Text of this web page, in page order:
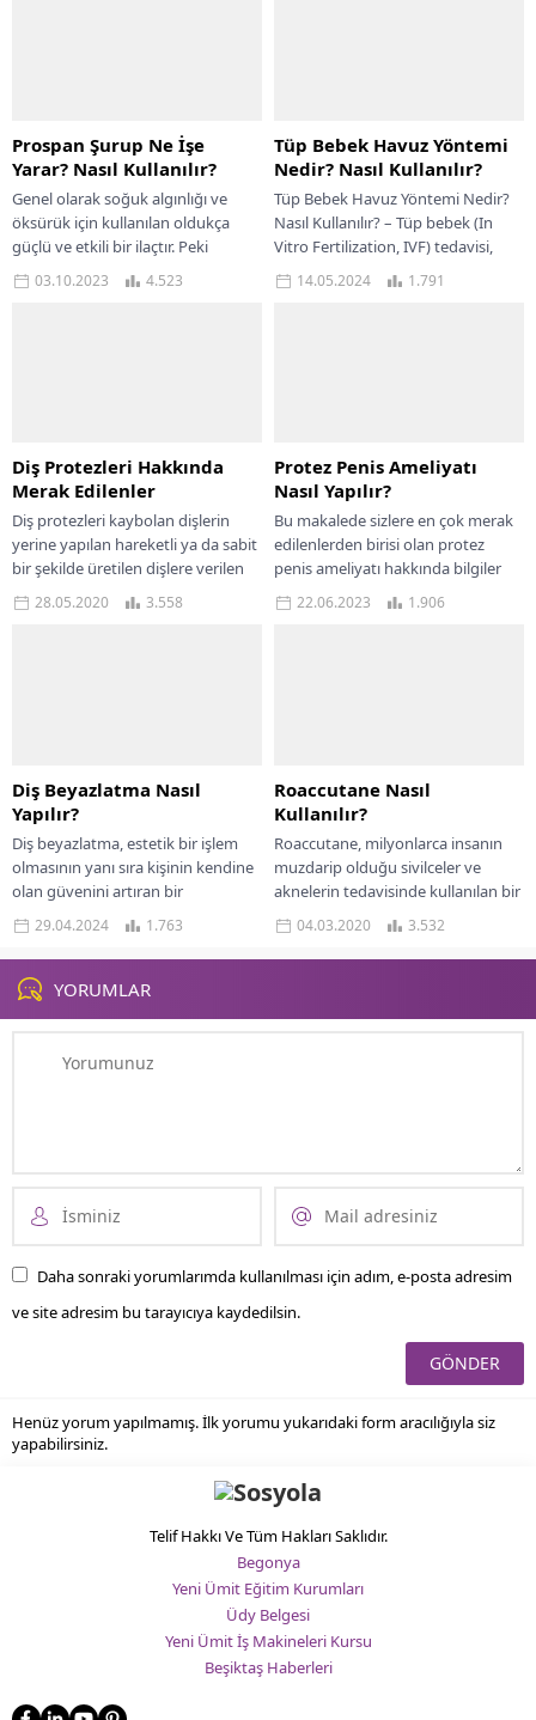
Prospan Şurup Ne İşe
Yarar? Nasıl Kullanılır?
Genel olarak soğuk algınlığı ve
öksürük için kullanılan oldukça
güçlü ve etkili bir ilaçtır. Peki
Prospan şurup nedir, Prospan
şurup...
03.10.2023 4.523
Tüp Bebek Havuz Yöntemi
Nedir? Nasıl Kullanılır?
Tüp Bebek Havuz Yöntemi Nedir?
Nasıl Kullanılır? – Tüp bebek (In
Vitro Fertilization, IVF) tedavisi,
çocuk sahibi olmak isteyen çiftler...
14.05.2024 1.791
Diş Protezleri Hakkında
Merak Edilenler
Diş protezleri kaybolan dişlerin
yerine yapılan hareketli ya da sabit
bir şekilde üretilen dişlere verilen
isimdir. Halk arasında protez dişler...
28.05.2020 3.558
Protez Penis Ameliyatı
Nasıl Yapılır?
Bu makalede sizlere en çok merak
edilenlerden birisi olan protez
penis ameliyatı hakkında bilgiler
paylaşılacaktır. Bilindiği
üzere protez penis ameliyatı hangi
22.06.2023 1.906
Diş Beyazlatma Nasıl
Yapılır?
Diş beyazlatma, estetik bir işlem
olmasının yanı sıra kişinin kendine
olan güvenini artıran bir
uygulamadır. Dişlerdeki sararma,
leke ve renk...
29.04.2024 1.763
Roaccutane Nasıl
Kullanılır?
Roaccutane, milyonlarca insanın
muzdarip olduğu sivilceler ve
aknelerin tedavisinde kullanılan bir
ilaçtır. Birçok kişinin merak ettiği
Roaccutane nedir, nasıl kullanılır,...
04.03.2020 3.532
YORUMLAR
Daha sonraki yorumlarımda kullanılması için adım, e-posta adresim
ve site adresim bu tarayıcıya kaydedilsin.
Henüz yorum yapılmamış. İlk yorumu yukarıdaki form aracılığıyla siz
yapabilirsiniz.
Telif Hakkı Ve Tüm Hakları Saklıdır.
Begonya
Yeni Ümit Eğitim Kurumları
Üdy Belgesi
Yeni Ümit İş Makineleri Kursu
Beşiktaş Haberleri